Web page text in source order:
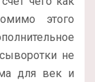
этого
не
для век и